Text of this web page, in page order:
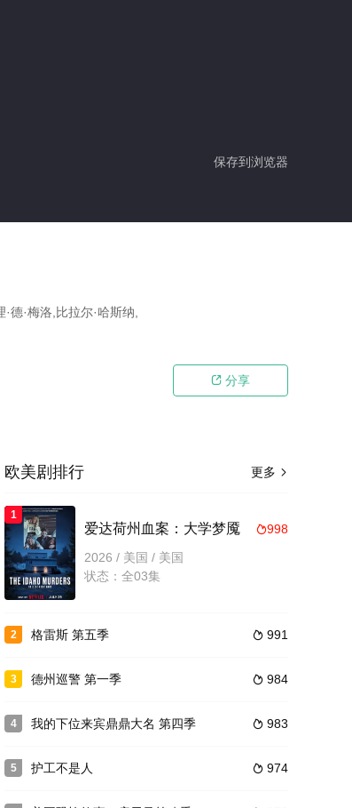
保存到浏览器
德·梅洛,比拉尔·哈斯纳,
 分享
亡，因此有幸逃过一劫的飞机试图向西面飞去以躲在黑暗中。航
之痛])主演10集新剧《魔鬼》(Devils，暂译)。尼克·赫伦(《神探夏
更多 
欧美剧排行
1
998
爱达荷州血案：大学梦魇
2026 / 美国 / 美国
状态：全03集
2  991
格雷斯 第五季
3  984
德州巡警 第一季
4  983
我的下位来宾鼎鼎大名 第四季
5  974
护工不是人